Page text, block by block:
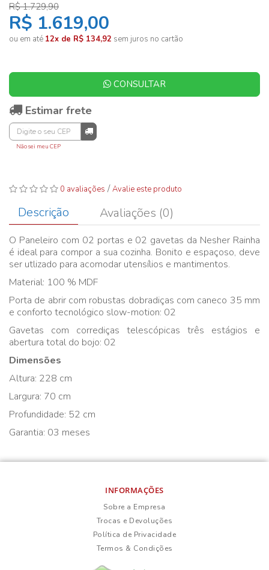
R$ 1.729,90
R$ 1.619,00
ou em até 12x de R$ 134,92 sem juros no cartão
CONSULTAR
Estimar frete
Não sei meu CEP
0 avaliações /Avalie este produto
Descrição Avaliações (0)
O Paneleiro com 02 portas e 02 gavetas da Nesher Rainha
é ideal para compor a sua cozinha. Bonito e espaçoso, deve
ser utlizado para acomodar utensílios e mantimentos.
Material: 100 % MDF
Porta de abrir com robustas dobradiças com caneco 35 mm
e conforto tecnológico slow-motion: 02
Gavetas com corrediças telescópicas três estágios e
abertura total do bojo: 02
Dimensões
Altura: 228 cm
Largura: 70 cm
Profundidade: 52 cm
Garantia: 03 meses
INFORMAÇÕES
Sobre a Empresa
Trocas e Devoluções
Política de Privacidade
Termos & Condições